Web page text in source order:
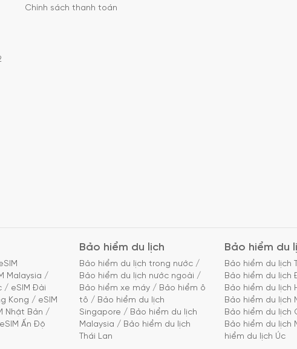
Chính sách thanh toán
Malaysia /
/ eSIM Đài
Kong / eSIM
Nhật Bản /
eSIM Ấn Độ
Bảo hiểm du lịch
Bảo hiểm du lịch trong nước /
Bảo hiểm du lịch nước ngoài /
Bảo hiểm xe máy / Bảo hiểm ô
tô / Bảo hiểm du lịch
Singapore / Bảo hiểm du lịch
Malaysia / Bảo hiểm du lịch
Thái Lan
Bảo hiểm du
Bảo hiểm du lịch
Bảo hiểm du lịch
Bảo hiểm du lịch
Bảo hiểm du lịch
Bảo hiểm du lịch
Bảo hiểm du lịch
hiểm du lịch Úc